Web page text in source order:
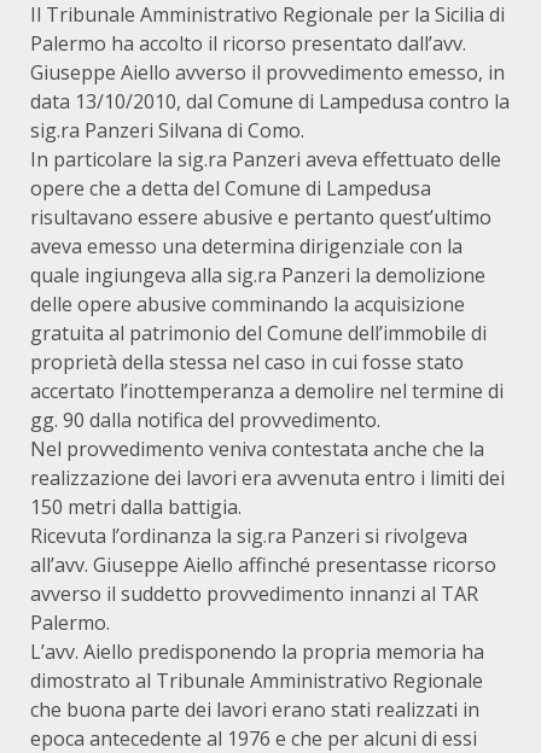
Il Tribunale Amministrativo Regionale per la Sicilia di
Palermo ha accolto il ricorso presentato dall’avv.
Giuseppe Aiello avverso il provvedimento emesso, in
data 13/10/2010, dal Comune di Lampedusa contro la
sig.ra Panzeri Silvana di Como.
In particolare la sig.ra Panzeri aveva effettuato delle
opere che a detta del Comune di Lampedusa
risultavano essere abusive e pertanto quest’ultimo
aveva emesso una determina dirigenziale con la
quale ingiungeva alla sig.ra Panzeri la demolizione
delle opere abusive comminando la acquisizione
gratuita al patrimonio del Comune dell’immobile di
proprietà della stessa nel caso in cui fosse stato
accertato l’inottemperanza a demolire nel termine di
gg. 90 dalla notifica del provvedimento.
Nel provvedimento veniva contestata anche che la
realizzazione dei lavori era avvenuta entro i limiti dei
150 metri dalla battigia.
Ricevuta l’ordinanza la sig.ra Panzeri si rivolgeva
all’avv. Giuseppe Aiello affinché presentasse ricorso
avverso il suddetto provvedimento innanzi al TAR
Palermo.
L’avv. Aiello predisponendo la propria memoria ha
dimostrato al Tribunale Amministrativo Regionale
che buona parte dei lavori erano stati realizzati in
epoca antecedente al 1976 e che per alcuni di essi